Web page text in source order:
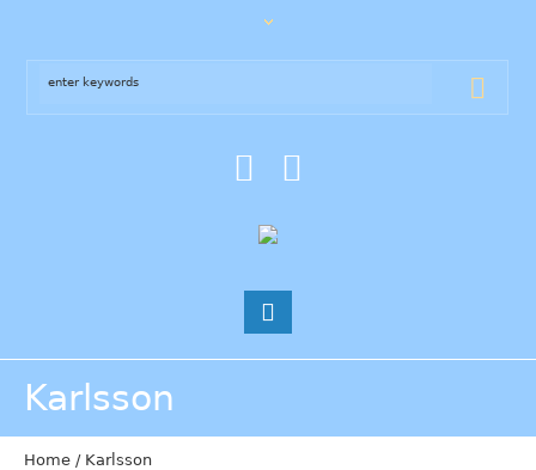
Karlsson
Home / Karlsson